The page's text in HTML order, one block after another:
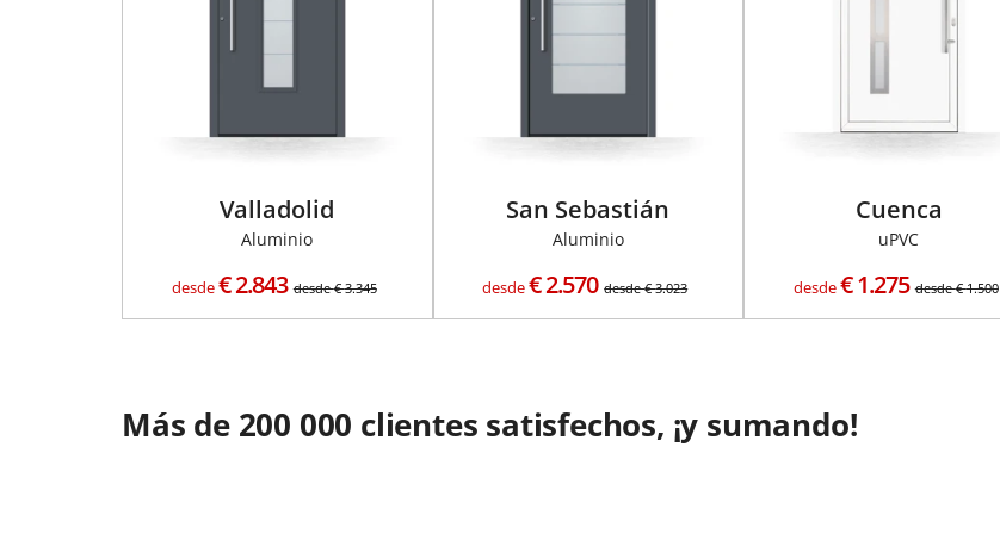
Valladolid
Aluminio
desde€2.843 desde€3.345
San Sebastián
Aluminio
desde€2.570 desde€3.023
Cuenca
uPVC
desde€1.275 desde€1.500
Más de 200 000 clientes satisfechos, ¡y sumando!